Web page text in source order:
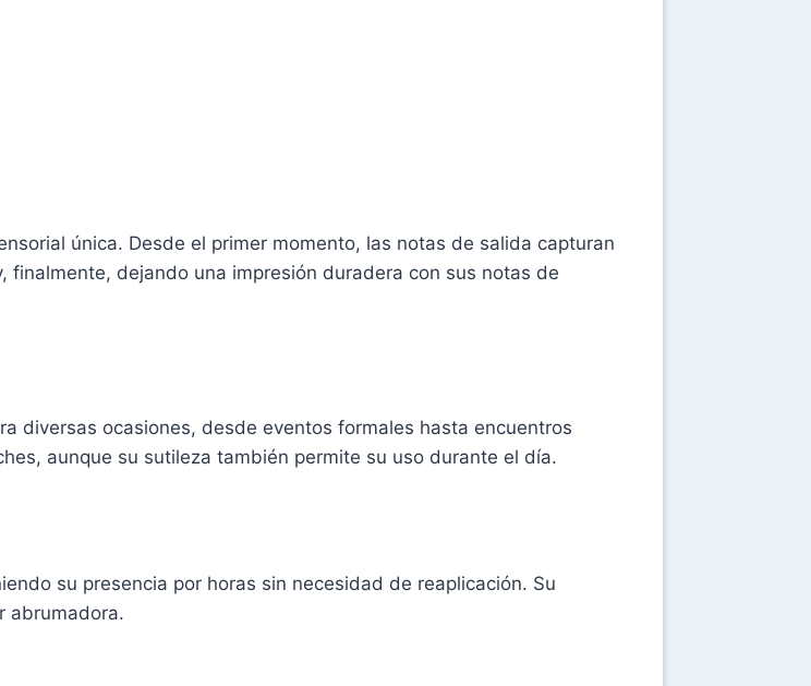
única. Desde el primer momento, las notas de salida capturan
dejando una impresión duradera con sus notas de
diversas ocasiones, desde eventos formales hasta encuentros
aunque su sutileza también permite su uso durante el día.
su presencia por horas sin necesidad de reaplicación. Su
abrumadora.